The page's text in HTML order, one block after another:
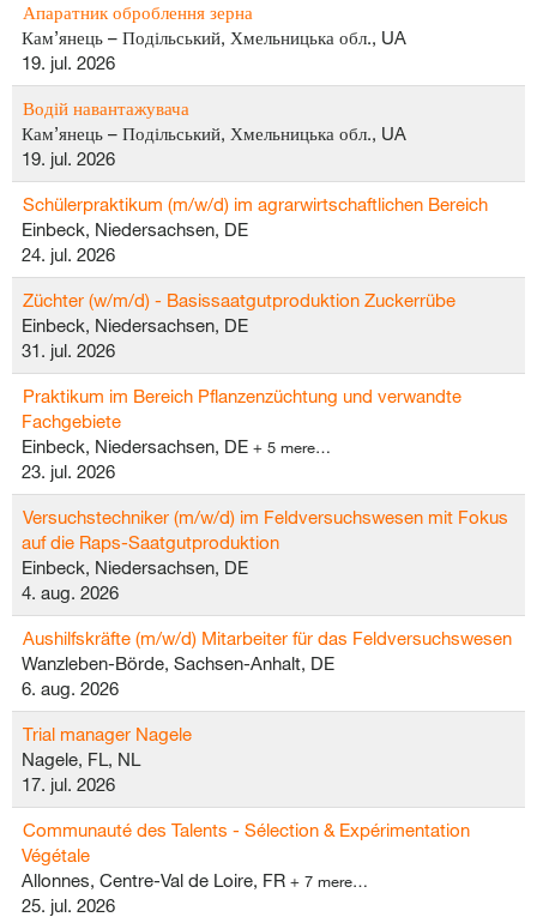
Апаратник оброблення зерна
Кам’янець – Подільський, Хмельницька обл., UA
19. jul. 2026
Водій навантажувача
Кам’янець – Подільський, Хмельницька обл., UA
19. jul. 2026
Schülerpraktikum (m/w/d) im agrarwirtschaftlichen Bereich
Einbeck, Niedersachsen, DE
24. jul. 2026
Züchter (w/m/d) - Basissaatgutproduktion Zuckerrübe
Einbeck, Niedersachsen, DE
31. jul. 2026
Praktikum im Bereich Pflanzenzüchtung und verwandte
Fachgebiete
Einbeck, Niedersachsen, DE + 5 mere…
23. jul. 2026
Versuchstechniker (m/w/d) im Feldversuchswesen mit Fokus
auf die Raps-Saatgutproduktion
Einbeck, Niedersachsen, DE
4. aug. 2026
Aushilfskräfte (m/w/d) Mitarbeiter für das Feldversuchswesen
Wanzleben-Börde, Sachsen-Anhalt, DE
6. aug. 2026
Trial manager Nagele
Nagele, FL, NL
17. jul. 2026
Communauté des Talents - Sélection & Expérimentation
Végétale
Allonnes, Centre-Val de Loire, FR + 7 mere…
25. jul. 2026